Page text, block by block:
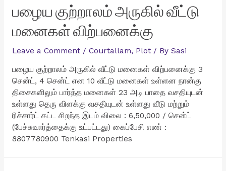
வீட்டு
மனைகள்
பழைய குற்றாலம் அருகில் வீட்டு
மனைகள் விற்பனைக்கு
Leave a Comment / Courtallam, Plot/ By Sasi
பழைய குற்றாலம் அருகில் வீட்டு மனைகள் விற்பனைக்கு 3
சென்ட், 4 சென்ட் என 10 வீட்டு மனைகள் உள்ளன நான்கு
திசைகளிலும் பார்த்த மனைகள் 23 அடி பாதை வசதியுடன்
உள்ளது தெரு விளக்கு வசதியுடன் உள்ளது வீடு மற்றும்
ரிச்சார்ட் கட்ட சிறந்த இடம் விலை : 6,50,000 / சென்ட்
(பேச்சுவார்த்தைக்கு உட்பட்டது) கைப்பேசி எண் :
8807780900 Tenkasi Properties